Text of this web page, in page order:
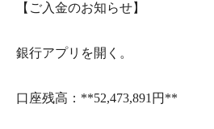
【ご入金のお知らせ】
銀行アプリを開く。
口座残高：**52,473,891円**